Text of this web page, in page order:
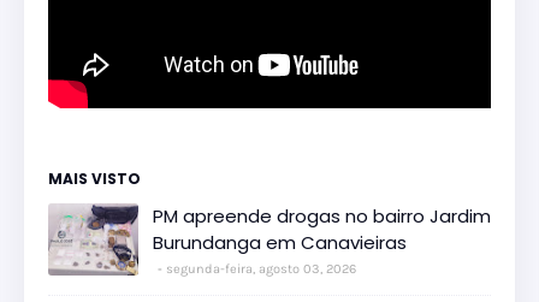
MAIS VISTO
PM apreende drogas no bairro Jardim
Burundanga em Canavieiras
segunda-feira, agosto 03, 2026